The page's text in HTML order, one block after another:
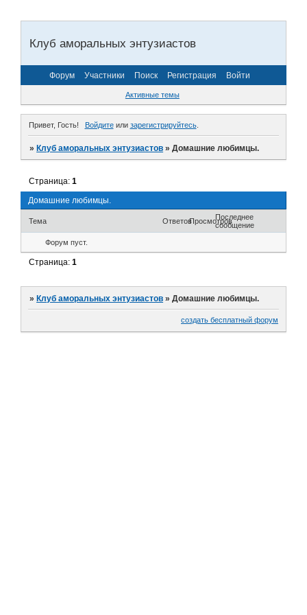
Клуб аморальных энтузиастов
Форум Участники Поиск Регистрация Войти
Активные темы
Привет, Гость! Войдитеили зарегистрируйтесь.
»Клуб аморальных энтузиастов »Домашние любимцы.
Домашние любимцы.
Страница:1
Тема ОтветовПросмотровПоследнее
сообщение
Форум пуст.
Страница:1
»Клуб аморальных энтузиастов »Домашние любимцы.
создать бесплатный форум